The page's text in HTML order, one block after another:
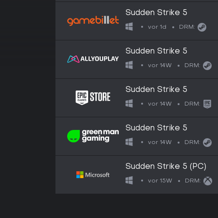
Sudden Strike 5
vor 1d DRM:
Sudden Strike 5
vor 14W DRM:
Sudden Strike 5
vor 14W DRM:
Sudden Strike 5
vor 14W DRM:
Sudden Strike 5 (PC)
vor 15W DRM: